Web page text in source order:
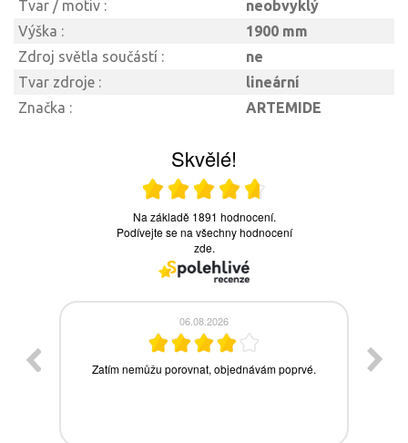
Tvar / motiv :
neobvyklý
Výška :
1900 mm
Zdroj světla součástí :
ne
Tvar zdroje :
lineární
Značka :
ARTEMIDE